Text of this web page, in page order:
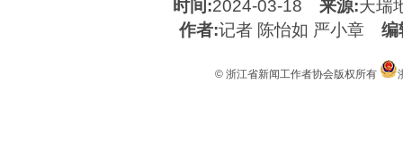
时间:2024-03-18来源:天瑞
作者:记者 陈怡如 严小章编
© 浙江省新闻工作者协会版权所有